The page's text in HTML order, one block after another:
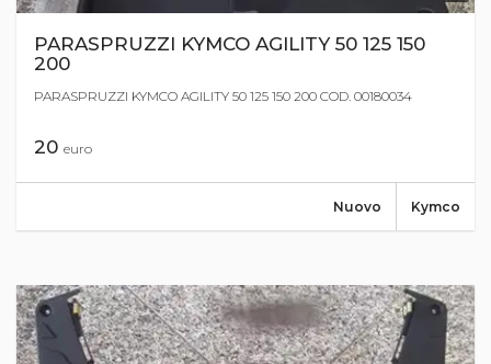
PARASPRUZZI KYMCO AGILITY 50 125 150
200
PARASPRUZZI KYMCO AGILITY 50 125 150 200 COD. 00180034
20 euro
Kymco
Nuovo